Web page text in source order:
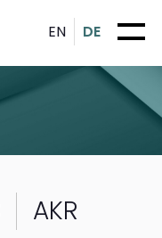
EN DE
AKR